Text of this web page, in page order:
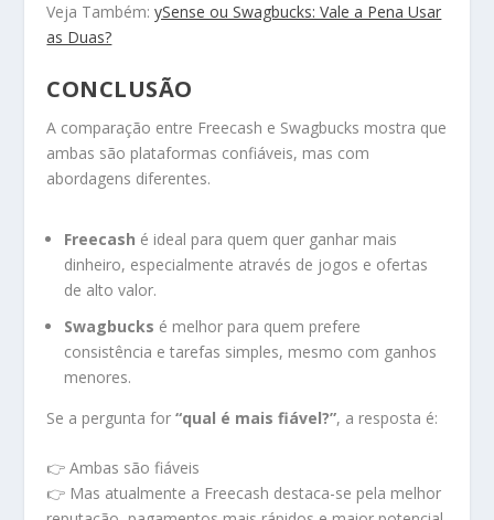
Veja Também:ySense ou Swagbucks: Vale a Pena Usar
as Duas?
CONCLUSÃO
A comparação entre Freecash e Swagbucks mostra que
ambas são plataformas confiáveis, mas com
abordagens diferentes.
Freecash é ideal para quem quer ganhar mais
dinheiro, especialmente através de jogos e ofertas
de alto valor.
Swagbucks é melhor para quem prefere
consistência e tarefas simples, mesmo com ganhos
menores.
Se a pergunta for“qual é mais fiável?”, a resposta é:
👉 Ambas são fiáveis
👉 Mas atualmente a Freecash destaca-se pela melhor